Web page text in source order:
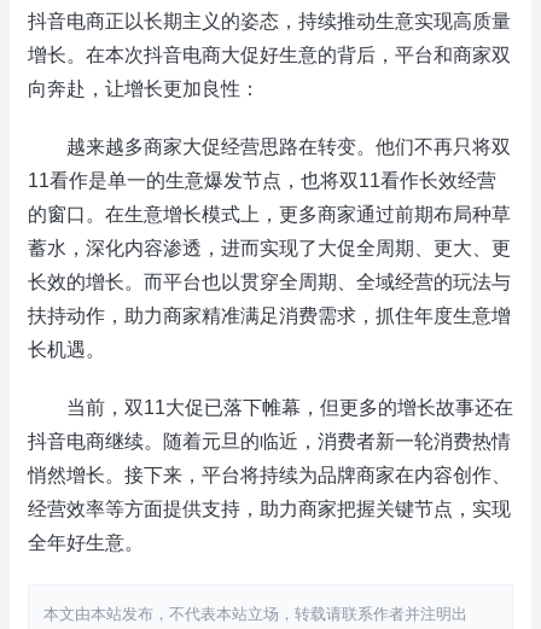
抖音电商正以长期主义的姿态，持续推动生意实现高质量
增长。在本次抖音电商大促好生意的背后，平台和商家双
向奔赴，让增长更加良性：
越来越多商家大促经营思路在转变。他们不再只将双
11看作是单一的生意爆发节点，也将双11看作长效经营
的窗口。在生意增长模式上，更多商家通过前期布局种草
蓄水，深化内容渗透，进而实现了大促全周期、更大、更
长效的增长。而平台也以贯穿全周期、全域经营的玩法与
扶持动作，助力商家精准满足消费需求，抓住年度生意增
长机遇。
当前，双11大促已落下帷幕，但更多的增长故事还在
抖音电商继续。随着元旦的临近，消费者新一轮消费热情
悄然增长。接下来，平台将持续为品牌商家在内容创作、
经营效率等方面提供支持，助力商家把握关键节点，实现
全年好生意。
本文由本站发布，不代表本站立场，转载请联系作者并注明出